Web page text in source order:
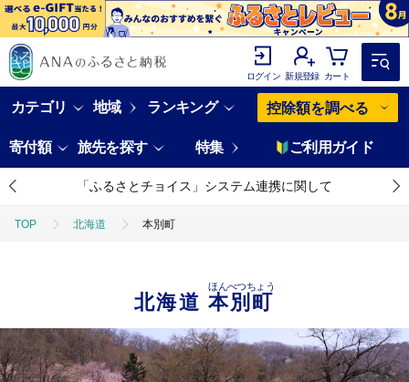
ログイン 新規登録 カート
カテゴリ 地域 ランキング 控除額を調べる
寄付額 旅先を探す 特集 ご利用ガイド
「ふるさとチョイス」システム連携に関して
TOP 北海道 本別町
北海道本別町
ほんべつちょう